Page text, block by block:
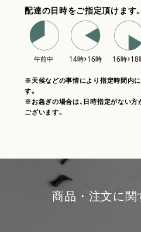
配達の日時をご指定頂けます。
※天候などの事情により指定時間内
す。
※お急ぎの場合は、日時指定がない
ございます。
商品・注文に関